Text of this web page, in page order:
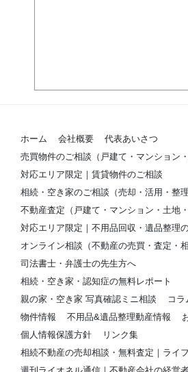
ホーム 会社概要
代表あいさつ
売買物件のご相談（戸建て・マンション
対応エリア限定｜賃貸物件のご相談
相続・空き家のご相談（売却・活用・整理
不動産査定（戸建て・マンション・土地・
対応エリア限定｜不用品回収・遺品整理
オンライン相談（不動産の売買・査定・
司法書士・弁護士の先生方へ
相続・空き家・認知症の無料レポート
親の家・空き家 写真確認ミニ相談
コラ
物件情報
不用品&遺品整理動産情報
個人情報保護方針
リンク集
相続不動産の売却相談・無料査定｜ライ